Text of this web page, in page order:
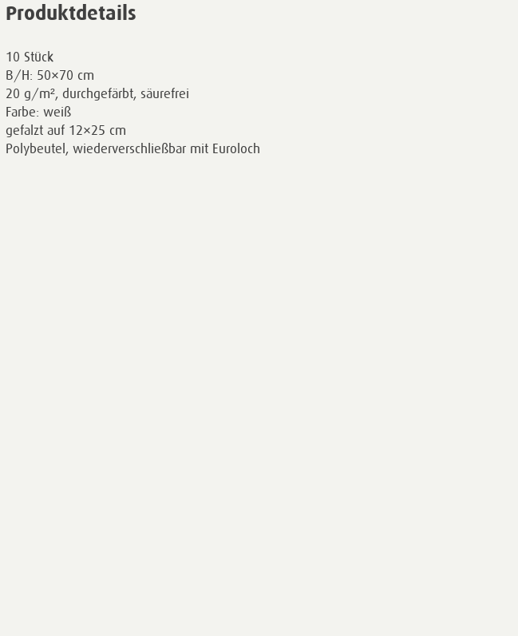
Produktdetails
10 Stück
B/H: 50×70 cm
20 g/m², durchgefärbt, säurefrei
Farbe: weiß
gefalzt auf 12×25 cm
Polybeutel, wiederverschließbar mit Euroloch